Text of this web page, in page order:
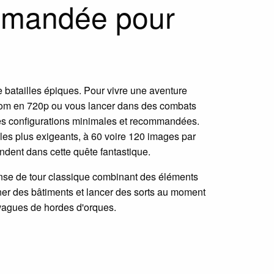
pour
épiques. Pour vivre une aventure
en 720p ou vous lancer dans des combats
configurations minimales et recommandées.
plus exigeants, à 60 voire 120 images par
dans cette quête fantastique.
de tour classique combinant des éléments
des bâtiments et lancer des sorts au moment
de hordes d'orques.